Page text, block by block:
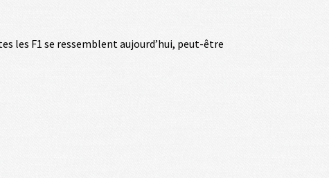
les F1 se ressemblent aujourd’hui, peut-être